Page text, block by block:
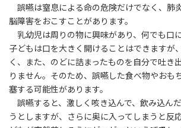
誤嚥は窒息による命の危険だけでなく、肺
脳障害をおこすことがあります。
乳幼児は周りの物に興味があり、何でも口
子どもは口を大きく開けることはできますが
く、また、のどに詰まったものを自分で吐き
りません。そのため、誤嚥した食べ物やおも
塞する可能性があります。
誤嚥すると、激しく咳き込んで、飲み込ん
うとしますが、さらに奥に入ってしまうと反